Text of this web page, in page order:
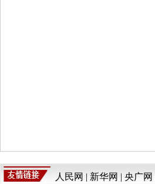
人民网 | 新华网 | 央广网